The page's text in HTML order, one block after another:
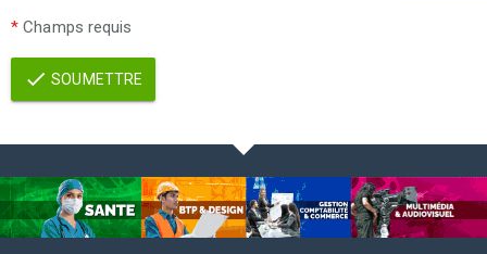
* Champs requis
SOUMETTRE